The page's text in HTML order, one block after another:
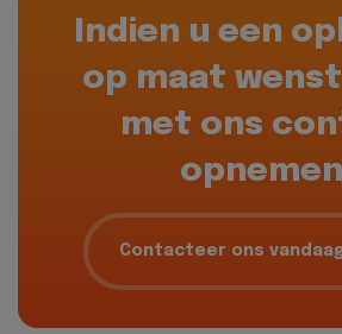
Indien u een
op maat
met ons
Contacteer ons